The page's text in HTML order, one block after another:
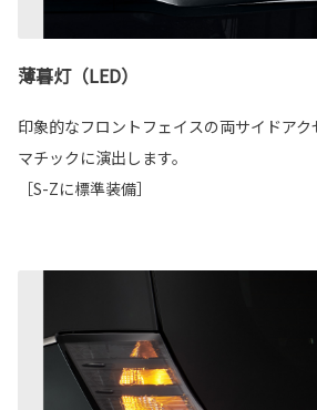
薄暮灯（LED）
印象的なフロントフェイスの両サイドア
マチックに演出します。
［S-Zに標準装備］